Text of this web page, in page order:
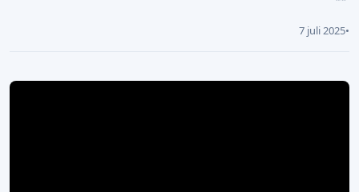
7 juli 2025•